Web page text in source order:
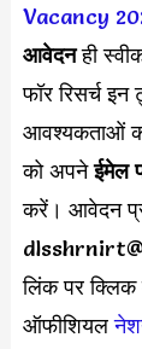
Vacancy
आवेदनही
फॉर रिसर्च
आवश्यकताओं
को अपनेईमेल
करें। आवेदन
लिंक पर
ऑफीशियल